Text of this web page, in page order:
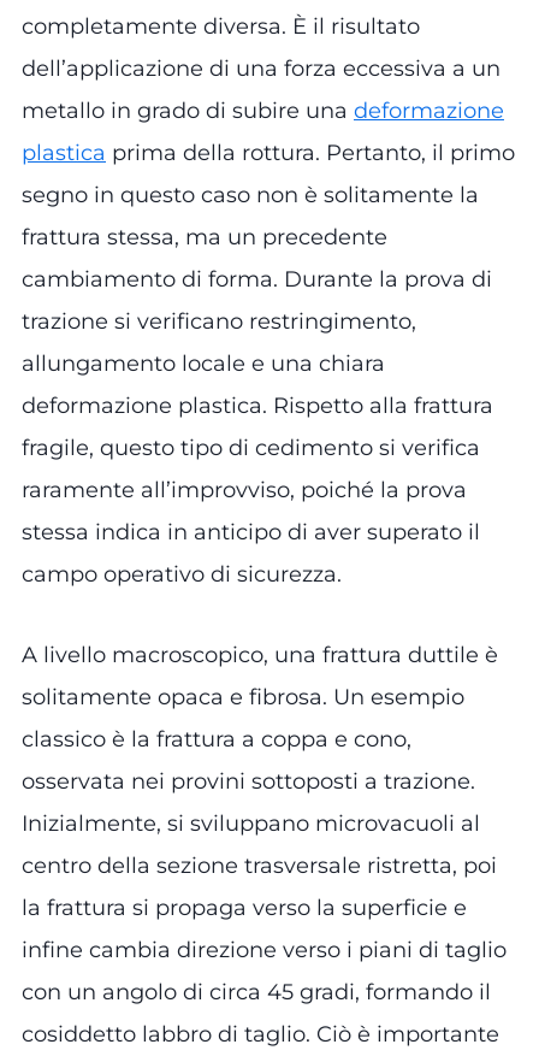
completamente diversa. È il risultato
dell’applicazione di una forza eccessiva a un
metallo in grado di subire una deformazione
plastica prima della rottura. Pertanto, il primo
segno in questo caso non è solitamente la
frattura stessa, ma un precedente
cambiamento di forma. Durante la prova di
trazione si verificano restringimento,
allungamento locale e una chiara
deformazione plastica. Rispetto alla frattura
fragile, questo tipo di cedimento si verifica
raramente all’improvviso, poiché la prova
stessa indica in anticipo di aver superato il
campo operativo di sicurezza.
A livello macroscopico, una frattura duttile è
solitamente opaca e fibrosa. Un esempio
classico è la frattura a coppa e cono,
osservata nei provini sottoposti a trazione.
Inizialmente, si sviluppano microvacuoli al
centro della sezione trasversale ristretta, poi
la frattura si propaga verso la superficie e
infine cambia direzione verso i piani di taglio
con un angolo di circa 45 gradi, formando il
cosiddetto labbro di taglio. Ciò è importante